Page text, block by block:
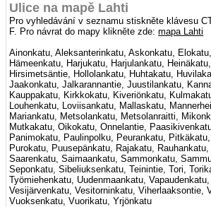
Ulice na mapě Lahti
Pro vyhledávání v seznamu stiskněte klávesu
F. Pro návrat do mapy klikněte zde:mapa Lahti
Ainonkatu, Aleksanterinkatu, Askonkatu,
Hämeenkatu, Harjukatu, Harjulankatu,
Hirsimetsäntie, Hollolankatu, Huhtakatu,
Jaakonkatu, Jalkarannantie, Juustilankatu,
Kauppakatu, Kirkkokatu, Kiveriönkatu,
Louhenkatu, Loviisankatu, Mallaskatu,
Mariankatu, Metsolankatu, Metsolanraitti,
Mutkakatu, Oikokatu, Onnelantie,
Panimokatu, Paulinpolku, Peurankatu,
Purokatu, Puusepänkatu, Rajakatu,
Saarenkatu, Saimaankatu, Sammonkatu,
Seponkatu, Sibeliuksenkatu, Teinintie, Tori,
Työmiehenkatu, Uudenmaankatu,
Vesijärvenkatu, Vesitorninkatu, Viherlaaksontie,
Vuoksenkatu, Vuorikatu, Yrjönkatu